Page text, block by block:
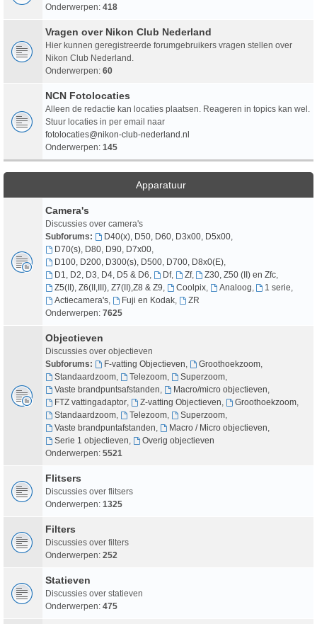
Onderwerpen: 418
Vragen over Nikon Club Nederland
Hier kunnen geregistreerde forumgebruikers vragen stellen over
Nikon Club Nederland.
Onderwerpen: 60
NCN Fotolocaties
Alleen de redactie kan locaties plaatsen. Reageren in topics kan wel.
Stuur locaties in per email naar
fotolocaties@nikon-club-nederland.nl
Onderwerpen: 145
Apparatuur
Camera's
Discussies over camera's
Subforums:
D40(x), D50, D60, D3x00, D5x00,
D70(s), D80, D90, D7x00,
D100, D200, D300(s), D500, D700, D8x0(E),
D1, D2, D3, D4, D5 & D6
Df, Zf, Z30, Z50 (II) en Zfc
Z5(II), Z6(II,III), Z7(II),Z8 & Z9
Coolpix, Analoog 1 serie
Actiecamera's, Fuji en Kodak,
ZR
Onderwerpen: 7625
Objectieven
Discussies over objectieven
Subforums:
F-vatting Objectieven Groothoekzoom,
Standaardzoom, Telezoom, Superzoom,
Vaste brandpuntsafstanden
Macro/micro objectieven
FTZ vattingadaptor, Z-vatting Objectieven Groothoekzoom,
Standaardzoom, Telezoom, Superzoom,
Vaste brandpuntafstanden
Macro / Micro objectieven
Serie 1 objectieven
Overig objectieven
Onderwerpen: 5521
Flitsers
Discussies over flitsers
Onderwerpen: 1325
Filters
Discussies over filters
Onderwerpen: 252
Statieven
Discussies over statieven
Onderwerpen: 475